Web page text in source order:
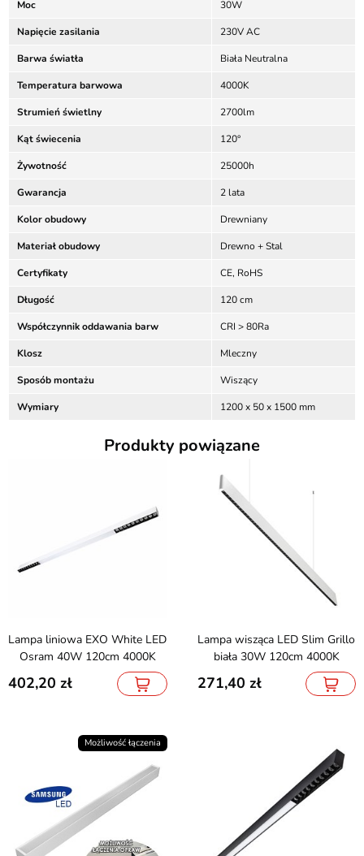
Moc 30W
Napięcie zasilania 230V AC
Barwa światła Biała Neutralna
Temperatura barwowa 4000K
Strumień świetlny 2700lm
Kąt świecenia 120°
Żywotność 25000h
Gwarancja 2 lata
Kolor obudowy Drewniany
Materiał obudowy Drewno + Stal
Certyfikaty CE, RoHS
Długość 120 cm
Współczynnik oddawania barw CRI > 80Ra
Klosz Mleczny
Sposób montażu Wiszący
Wymiary 1200 x 50 x 1500 mm
Produkty powiązane
Lampa liniowa EXO White LED
Osram 40W 120cm 4000K
402,20
Lampa wisząca LED Slim Grillo
biała 30W 120cm 4000K
271,40
Możliwość łączenia